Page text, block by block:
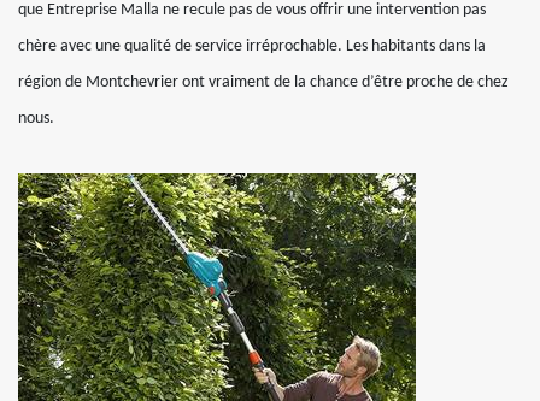
que Entreprise Malla ne recule pas de vous offrir une intervention pas
chère avec une qualité de service irréprochable. Les habitants dans la
région de Montchevrier ont vraiment de la chance d’être proche de chez
nous.